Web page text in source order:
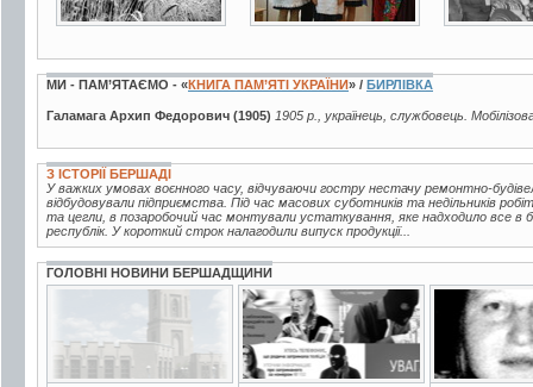
МИ - ПАМ’ЯТАЄМО - «КНИГА ПАМ’ЯТІ УКРАЇНИ» / БИРЛІВКА
Галамага Архип Федорович (1905) 1905 р., українець, службовець.
З ІСТОРІЇ БЕРШАДІ
У важких умовах воєнного часу, відчуваючи гостру нестачу ремонтно-
відбудовували підприємства. Під час масових суботників та недільників
та цегли, в позаробочий час монтували устаткування, яке надходило все в
республік. У короткий строк налагодили випуск продукції...
ГОЛОВНІ НОВИНИ БЕРШАДЩИНИ